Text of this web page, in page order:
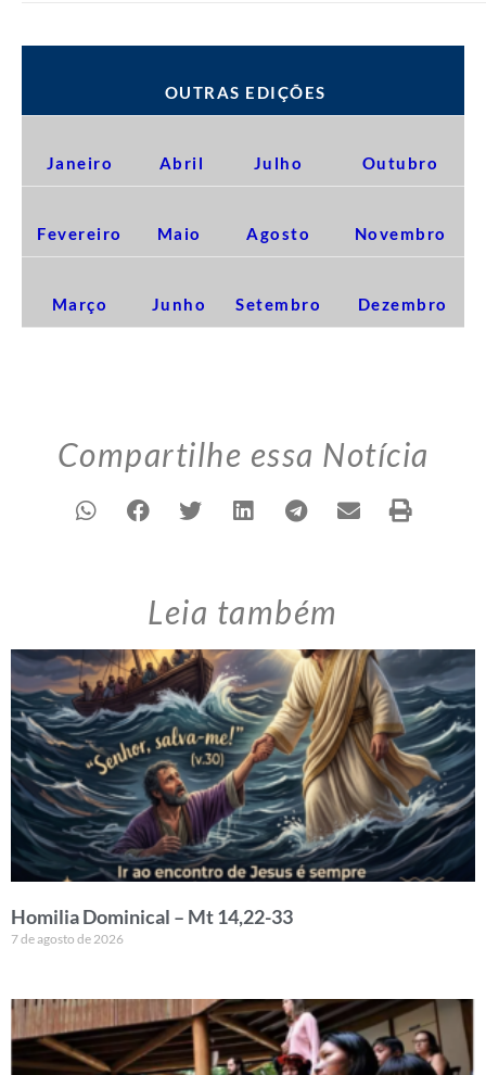
OUTRAS EDIÇÕES
Janeiro Abril Julho Outubro
Fevereiro Maio Agosto Novembro
Março Junho Setembro Dezembro
Compartilhe essa Notícia
Leia também
Homilia Dominical – Mt 14,22-33
7 de agosto de 2026